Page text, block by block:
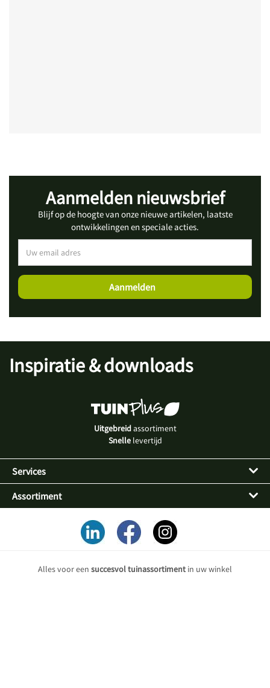
Aanmelden nieuwsbrief
Blijf op de hoogte van onze nieuwe artikelen, laatste
ontwikkelingen en speciale acties.
Inspiratie & downloads
Uitgebreidassortiment
Snellelevertijd
Services
Assortiment
Alles voor een succesvol tuinassortiment in uw winkel